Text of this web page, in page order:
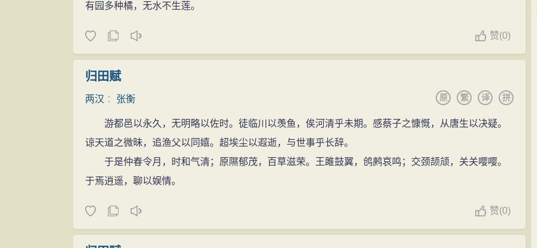
有园多种橘，无水不生莲。
赞(0)
归田赋
两汉 ： 张衡 拼
译
繁
原
游都邑以永久，无明略以佐时。徒临川以羡鱼，俟河清乎未期。感蔡子之慷慨，从唐生以决疑。
谅天道之微昧，追渔父以同嬉。超埃尘以遐逝，与世事乎长辞。
于是仲春令月，时和气清；原隰郁茂，百草滋荣。王雎鼓翼，鸧鹒哀鸣；交颈颉颃，关关嘤嘤。
于焉逍遥，聊以娱情。
赞(0)